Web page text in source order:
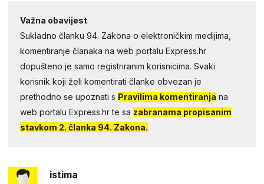
Važna obavijest
Sukladno članku 94. Zakona o elektroničkim medijima,
komentiranje članaka na web portalu Express.hr
dopušteno je samo registriranim korisnicima. Svaki
korisnik koji želi komentirati članke obvezan je
prethodno se upoznati s Pravilima komentiranja na
web portalu Express.hr te sa zabranama propisanim
stavkom 2. članka 94. Zakona.
istima